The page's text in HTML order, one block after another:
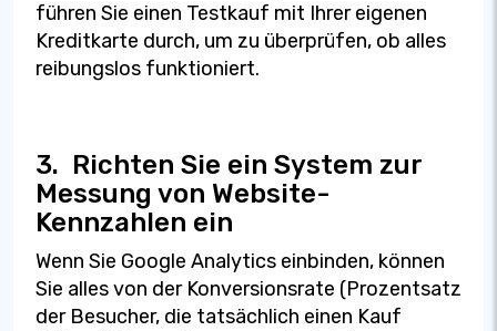
führen Sie einen Testkauf mit Ihrer eigenen
Kreditkarte durch, um zu überprüfen, ob alles
reibungslos funktioniert.
3. Richten Sie ein System zur
Messung von Website-
Kennzahlen ein
Wenn Sie Google Analytics einbinden, können
Sie alles von der Konversionsrate (Prozentsatz
der Besucher, die tatsächlich einen Kauf